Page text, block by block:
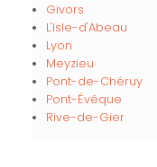
Givors
L'Isle-d'Abeau
Lyon
Meyzieu
Pont-de-Chéruy
Pont-Évêque
Rive-de-Gier